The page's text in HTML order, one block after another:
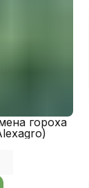
гороха